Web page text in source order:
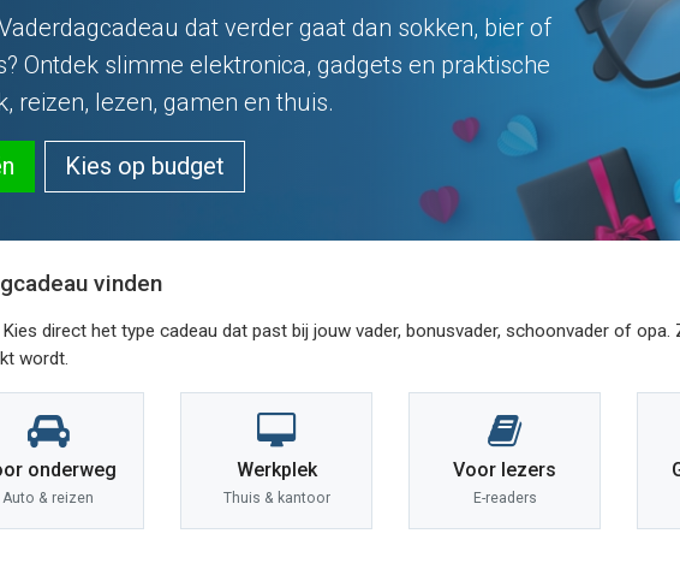
dat verder gaat dan sokken, bier of
Ontdek slimme elektronica, gadgets en praktische
reizen, lezen, gamen en thuis.
Kies op budget
vinden
direct het type cadeau dat past bij jouw vader, bonusvader, schoonvader of
wordt.
onderweg
Auto & reizen
Werkplek
Thuis & kantoor
Voor lezers
E-readers